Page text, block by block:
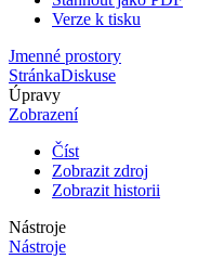
Verze k tisku
Jmenné prostory
StránkaDiskuse
Úpravy
Zobrazení
Číst
Zobrazit zdroj
Zobrazit historii
Nástroje
Nástroje